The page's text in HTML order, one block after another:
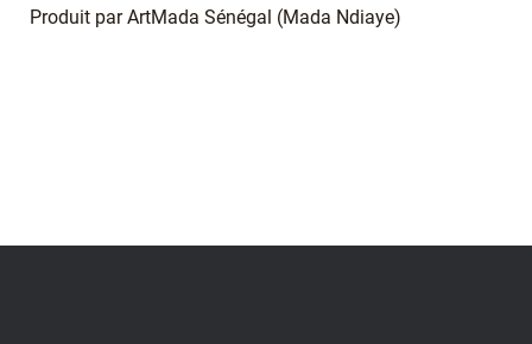
Produit par ArtMada Sénégal (Mada Ndiaye)